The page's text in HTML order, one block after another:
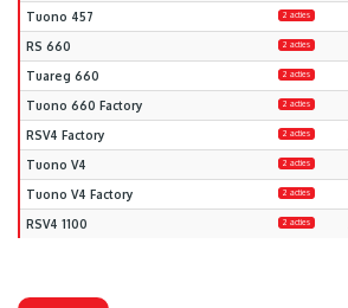
Tuono 457 2 acties
RS 660 2 acties
Tuareg 660 2 acties
Tuono 660 Factory 2 acties
RSV4 Factory 2 acties
Tuono V4 2 acties
Tuono V4 Factory 2 acties
RSV4 1100 2 acties